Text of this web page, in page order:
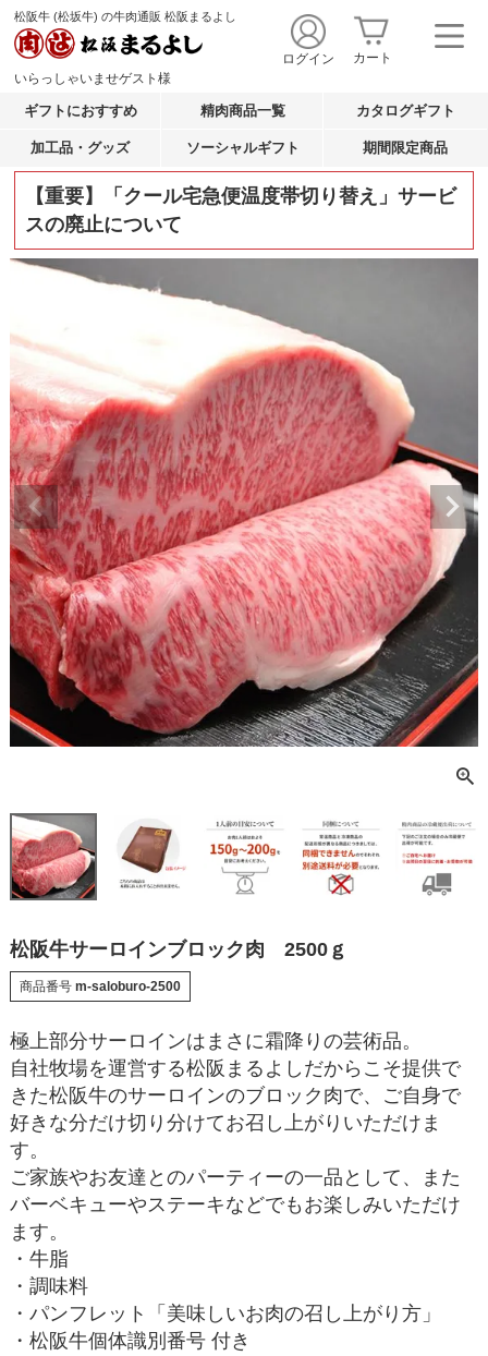
松阪牛 (松坂牛) の牛肉通販 松阪まるよし
いらっしゃいませゲスト様
ログイン カート
ギフトにおすすめ 精肉商品一覧 カタログギフト
加工品・グッズ ソーシャルギフト 期間限定商品
【重要】「クール宅急便温度帯切り替え」サービ
スの廃止について
松阪牛サーロインブロック肉 2500ｇ
商品番号 m-saloburo-2500
極上部分サーロインはまさに霜降りの芸術品。
自社牧場を運営する松阪まるよしだからこそ提供で
きた松阪牛のサーロインのブロック肉で、ご自身で
好きな分だけ切り分けてお召し上がりいただけま
す。
ご家族やお友達とのパーティーの一品として、また
バーベキューやステーキなどでもお楽しみいただけ
ます。
・牛脂
・調味料
・パンフレット「美味しいお肉の召し上がり方」
・松阪牛個体識別番号 付き